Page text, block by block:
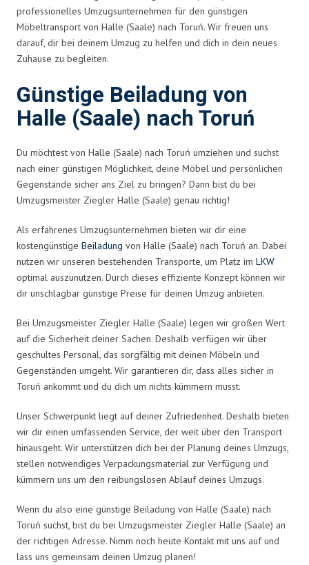
professionelles Umzugsunternehmen für den günstigen
Möbeltransport von Halle (Saale) nach Toruń. Wir freuen uns
darauf, dir bei deinem Umzug zu helfen und dich in dein neues
Zuhause zu begleiten.
Günstige Beiladung von
Halle (Saale) nach Toruń
Du möchtest von Halle (Saale) nach Toruń umziehen und suchst
nach einer günstigen Möglichkeit, deine Möbel und persönlichen
Gegenstände sicher ans Ziel zu bringen? Dann bist du bei
Umzugsmeister Ziegler Halle (Saale) genau richtig!
Als erfahrenes Umzugsunternehmen bieten wir dir eine
kostengünstige Beiladung von Halle (Saale) nach Toruń an. Dabei
nutzen wir unseren bestehenden Transporte, um Platz im LKW
optimal auszunutzen. Durch dieses effiziente Konzept können wir
dir unschlagbar günstige Preise für deinen Umzug anbieten.
Bei Umzugsmeister Ziegler Halle (Saale) legen wir großen Wert
auf die Sicherheit deiner Sachen. Deshalb verfügen wir über
geschultes Personal, das sorgfältig mit deinen Möbeln und
Gegenständen umgeht. Wir garantieren dir, dass alles sicher in
Toruń ankommt und du dich um nichts kümmern musst.
Unser Schwerpunkt liegt auf deiner Zufriedenheit. Deshalb bieten
wir dir einen umfassenden Service, der weit über den Transport
hinausgeht. Wir unterstützen dich bei der Planung deines Umzugs,
stellen notwendiges Verpackungsmaterial zur Verfügung und
kümmern uns um den reibungslosen Ablauf deines Umzugs.
Wenn du also eine günstige Beiladung von Halle (Saale) nach
Toruń suchst, bist du bei Umzugsmeister Ziegler Halle (Saale) an
der richtigen Adresse. Nimm noch heute Kontakt mit uns auf und
lass uns gemeinsam deinen Umzug planen!